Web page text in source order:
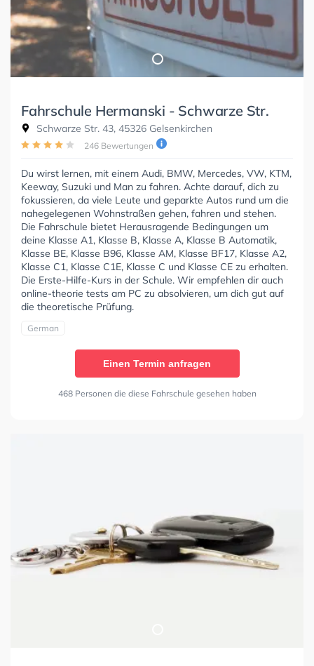
Fahrschule Hermanski - Schwarze Str.
Schwarze Str. 43, 45326 Gelsenkirchen
246 Bewertungen
Du wirst lernen, mit einem Audi, BMW, Mercedes, VW, KTM,
Keeway, Suzuki und Man zu fahren. Achte darauf, dich zu
fokussieren, da viele Leute und geparkte Autos rund um die
nahegelegenen Wohnstraßen gehen, fahren und stehen.
Die Fahrschule bietet Herausragende Bedingungen um
deine Klasse A1, Klasse B, Klasse A, Klasse B Automatik,
Klasse BE, Klasse B96, Klasse AM, Klasse BF17, Klasse A2,
Klasse C1, Klasse C1E, Klasse C und Klasse CE zu erhalten.
Die Erste-Hilfe-Kurs in der Schule. Wir empfehlen dir auch
online-theorie tests am PC zu absolvieren, um dich gut auf
die theoretische Prüfung.
German
Einen Termin anfragen
468 Personen die diese Fahrschule gesehen haben